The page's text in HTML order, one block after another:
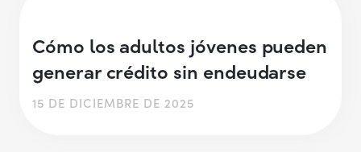
Cómo los adultos jóvenes pueden
generar crédito sin endeudarse
15 DE DICIEMBRE DE 2025